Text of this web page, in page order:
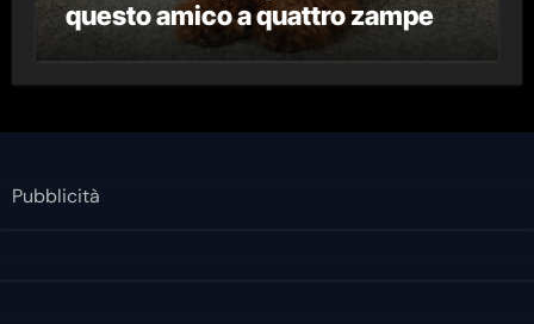
questo amico a quattro zampe
Pubblicità